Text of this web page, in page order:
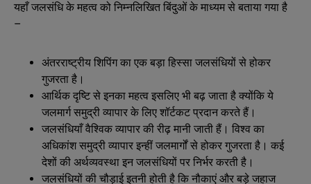
यहाँ जलसंधि के महत्व को निम्नलिखित बिंदुओं के माध्यम से बताया गया है
–
अंतरराष्ट्रीय शिपिंग का एक बड़ा हिस्सा जलसंधियों से होकर
गुजरता है।
आर्थिक दृष्टि से इनका महत्व इसलिए भी बढ़ जाता है क्योंकि ये
जलमार्ग समुद्री व्यापार के लिए शॉर्टकट प्रदान करते हैं।
जलसंधियाँ वैश्विक व्यापार की रीढ़ मानी जाती हैं। विश्व का
अधिकांश समुद्री व्यापार इन्हीं जलमार्गों से होकर गुजरता है। कई
देशों की अर्थव्यवस्था इन जलसंधियों पर निर्भर करती है।
जलसंधियों की चौड़ाई इतनी होती है कि नौकाएं और बड़े जहाज